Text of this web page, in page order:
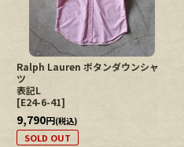
Ralph Lauren ボタンダウンシャ
ツ
表記L
[E24-6-41]
9,790円(税込)
SOLD OUT